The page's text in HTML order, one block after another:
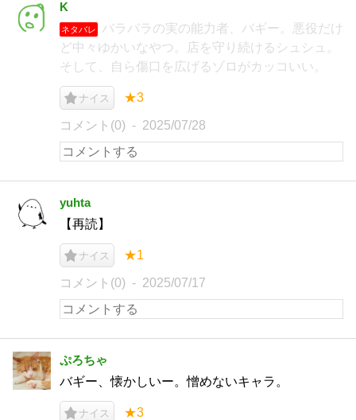
K
ネタバレ
バラバラの実の能力者、バギー。悪役だけ
ど中々ゆかいなやつ。店を守り続けるシュシュ。
そして、自ら傷口を広げるゾロがカッコいい。
ナイス ★3
コメント(0) 2025/07/28
yuhta
【再読】
ナイス ★1
コメント(0) 2025/07/17
ぷろちゃ
バギー、懐かしいー。憎めないキャラ。
ナイス ★3